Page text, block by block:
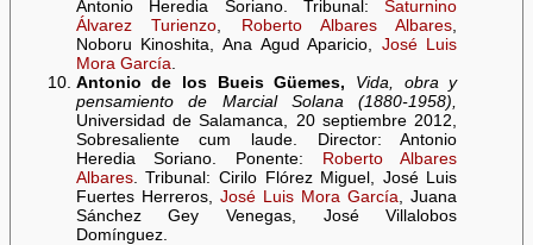
Antonio Heredia Soriano. Tribunal:Saturnino
Álvarez Turienzo
Roberto Albares Albares
Noboru Kinoshita, Ana Agud Aparicio, José Luis
Mora García
Antonio de los Bueis Güemes,
Vida, obra y
pensamiento de Marcial Solana (1880-1958),
Universidad de Salamanca, 20 septiembre 2012,
Sobresaliente cum laude. Director: Antonio
Heredia Soriano. Ponente:
Roberto Albares
Albares. Tribunal: Cirilo Flórez Miguel, José Luis
Fuertes Herreros, José Luis Mora García , Juana
Sánchez Gey Venegas, José Villalobos
Domínguez.